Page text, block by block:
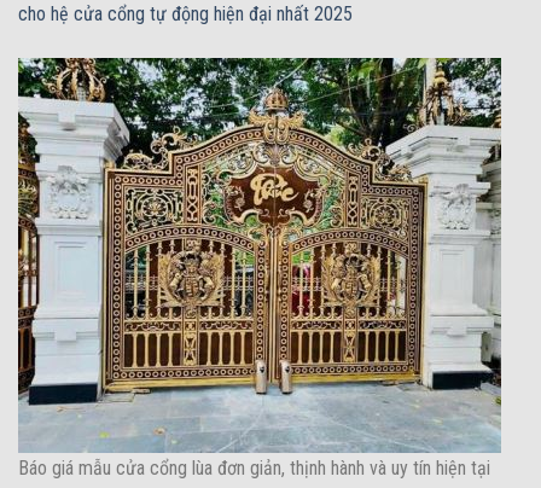
cho hệ cửa cổng tự động hiện đại nhất 2025
Báo giá mẫu cửa cổng lùa đơn giản, thịnh hành và uy tín hiện tại